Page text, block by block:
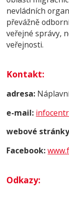
nevládních
převážně
veřejné správy,
veřejnosti.
Kontakt:
adresa:
e-mail:
webové
Facebook:
Odkazy: